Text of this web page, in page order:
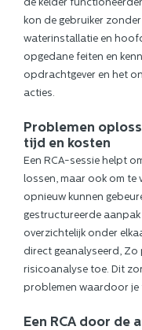
de kelder
kon de gebruiker
waterinstallatie en
opgedane feiten en
opdrachtgever en het
acties.
Problemen
tijd en kosten
Een RCA-sessie helpt
lossen, maar ook om te
opnieuw kunnen
gestructureerde aanpak
overzichtelijk onder
direct geanalyseerd,
risicoanalyse toe. Dit
problemen waardoor je
Een RCA door de